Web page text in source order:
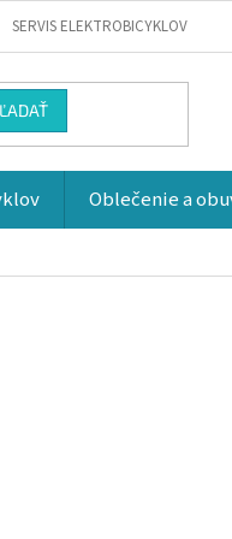
SERVIS ELEKTROBICYKLOV
Oblečenie a